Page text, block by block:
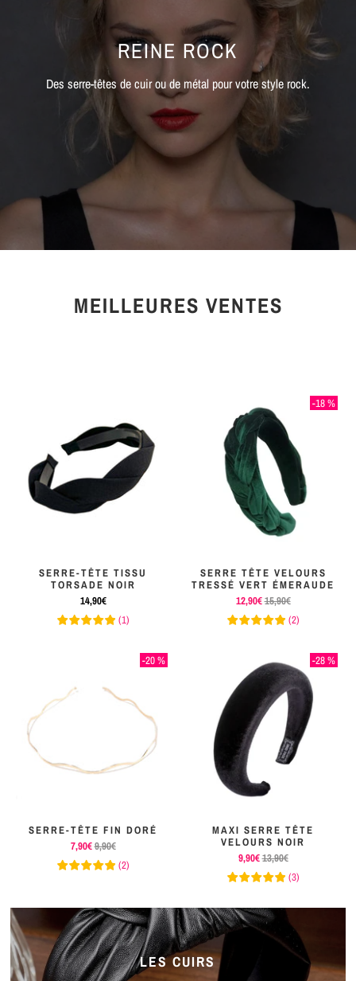
REINE ROCK
Des serre-têtes de cuir ou de métal pour votre style rock.
MEILLEURES VENTES
SERRE-TÊTE TISSU
TORSADE NOIR
14,90€
(1)
-18 %
SERRE TÊTE VELOURS
TRESSÉ VERT ÉMERAUDE
12,90€15,90€
(2)
-20 %
SERRE-TÊTE FIN DORÉ
7,90€9,90€
(2)
-28 %
MAXI SERRE TÊTE
VELOURS NOIR
9,90€13,90€
(3)
LES CUIRS